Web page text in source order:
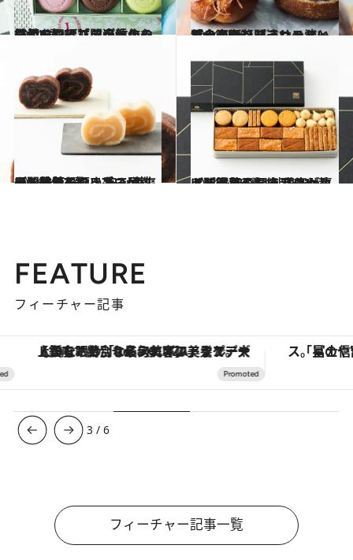
2024.1.25
スイーツ編【間違いのない手みやげ】ラデュレのマカロンに並ぶ自信作…最旬を知るプロが教える鉄板4選
グルメ 2024.1.26
お食事編【間違いのない手みやげ】フランス流・特大海老フライサンドとパテドカンパーニュバーガー…圧巻！
グルメ
2024.1.27
【間違いのない手みやげ】和菓子編 レモンの爽やか羊羹、つきたて団子…最旬を知るプロが教える鉄板4選
グルメ 2024.1.28
【間違いのない手みやげ】洋菓子編 料理家が喜ぶパイ菓子、絶品タルト… 最旬を知るプロが教える鉄板4選
グルメ
FEATURE
フィーチャー記事
【銀座で出合う最旬美容】美髪ケアや上質な眠り…セルフケアのアップデートから、特別な名入れギフトまで。大人のための「ReFa GINZA」クルーズ
3 /6
フィーチャー記事一覧